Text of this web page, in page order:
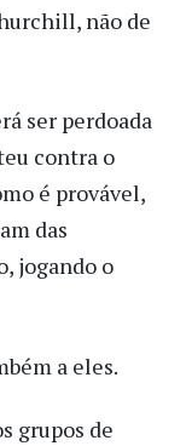
não de
ser perdoada
contra o
é provável,
das
jogando o
a eles.
grupos de